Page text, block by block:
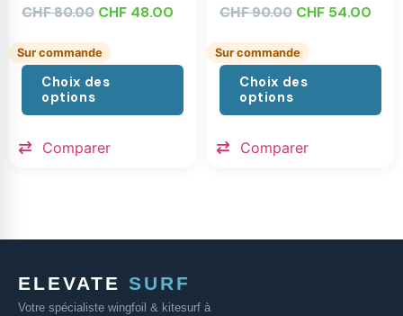
CHF80.00 CHF 48.00
Sur commande
Choix des
options
Comparer
CHF90.00 CHF 54.00
Sur commande
Choix des
options
Comparer
ELEVATE SURF
Votre spécialiste wingfoil & kitesurf à